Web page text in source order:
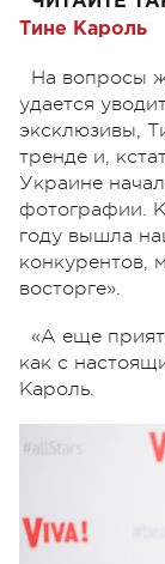
Тине Кароль
На вопросы
удается
эксклюзивы,
тренде и,
Украине
фотографии.
году вышла
конкурентов,
восторге».
«А еще
как с
Кароль.